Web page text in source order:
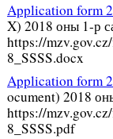
Application form
X) 2018 оны 1-р
https://
8_SSSS.docx
Application form
ocument) 2018
https://
8_SSSS.pdf